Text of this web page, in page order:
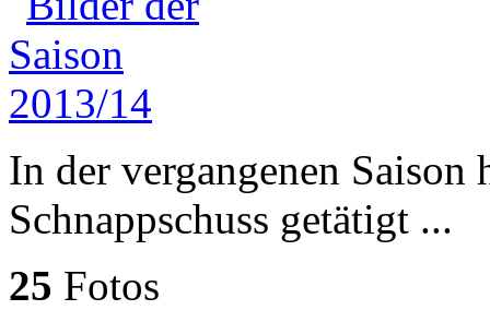
In der vergangenen Saison
Schnappschuss getätigt ...
25 Fotos